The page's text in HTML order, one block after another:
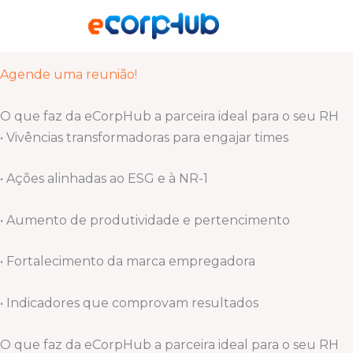
conteúdo
Cuidamos de quem faz sua empresa acontecer!
Somos um hub de experiências esportivas, bem-estar e
Agende uma reunião!
O que faz da eCorpHub a parceira ideal para o seu RH
• Vivências transformadoras para engajar times
• Ações alinhadas ao ESG e à NR-1
• Aumento de produtividade e pertencimento
• Fortalecimento da marca empregadora
• Indicadores que comprovam resultados
O que faz da eCorpHub a parceira ideal para o seu RH